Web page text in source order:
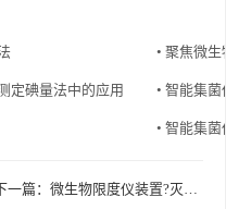
• 聚焦微
定碘量法中的应用 • 智能集
• 智能集